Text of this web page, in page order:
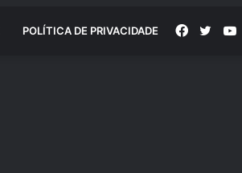
POLÍTICA DE PRIVACIDADE Facebook